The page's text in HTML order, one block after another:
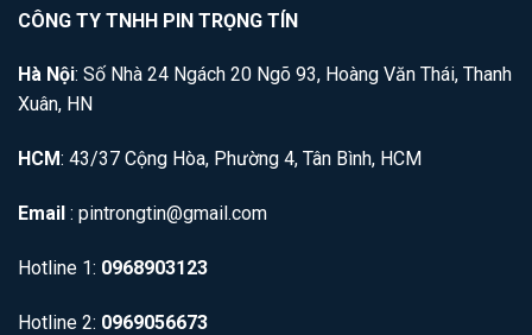
CÔNG TY TNHH PIN TRỌNG TÍN
Hà Nội: Số Nhà 24 Ngách 20 Ngõ 93, Hoàng Văn Thái, Thanh
Xuân, HN
HCM: 43/37 Cộng Hòa, Phường 4, Tân Bình, HCM
Email : pintrongtin@gmail.com
Hotline 1: 0968903123
Hotline 2: 0969056673